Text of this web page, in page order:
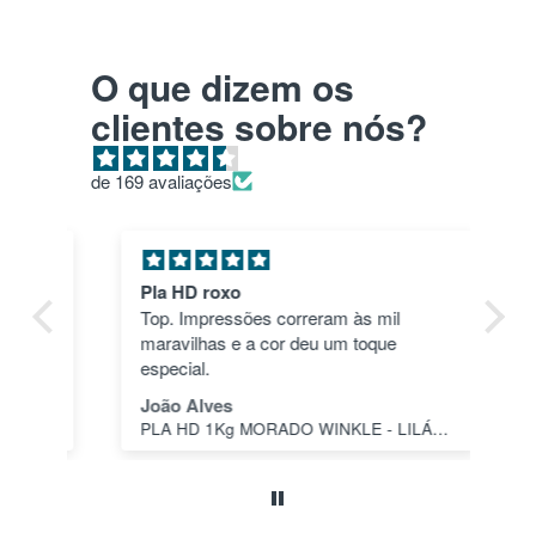
O que dizem os
clientes sobre nós?
de 169 avaliações
Pla HD roxo
Top. Impressões correram às mil
maravilhas e a cor deu um toque
especial.
João Alves
PLA HD 1Kg MORADO WINKLE - LILÁS – WINKLE